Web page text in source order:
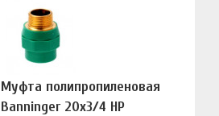
Муфта полипропиленовая
Banninger 20х3/4 НР